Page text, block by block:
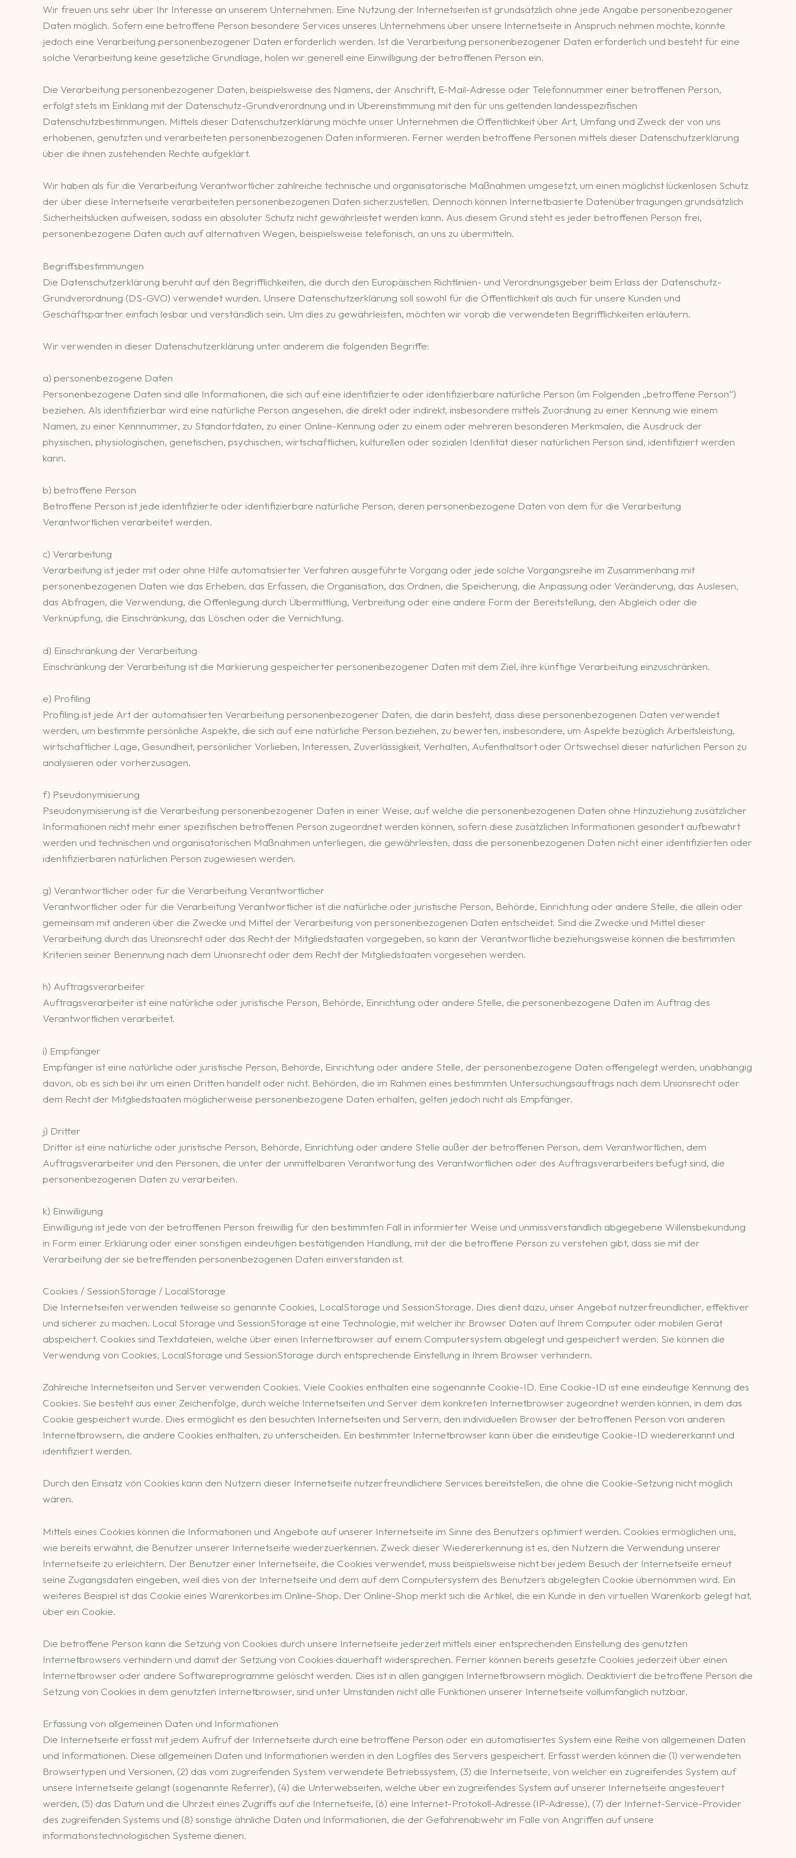
Wir freuen uns sehr über Ihr Interesse an unserem Unternehmen. Eine Nutzung der Internetseiten ist grundsätzlich ohne jede Angabe personenbezogener
Daten möglich. Sofern eine betroffene Person besondere Services unseres Unternehmens über unsere Internetseite in Anspruch nehmen möchte, könnte
jedoch eine Verarbeitung personenbezogener Daten erforderlich werden. Ist die Verarbeitung personenbezogener Daten erforderlich und besteht für eine
solche Verarbeitung keine gesetzliche Grundlage, holen wir generell eine Einwilligung der betroffenen Person ein.
Die Verarbeitung personenbezogener Daten, beispielsweise des Namens, der Anschrift, E-Mail-Adresse oder Telefonnummer einer betroffenen Person,
erfolgt stets im Einklang mit der Datenschutz-Grundverordnung und in Übereinstimmung mit den für uns geltenden landesspezifischen
Datenschutzbestimmungen. Mittels dieser Datenschutzerklärung möchte unser Unternehmen die Öffentlichkeit über Art, Umfang und Zweck der von uns
erhobenen, genutzten und verarbeiteten personenbezogenen Daten informieren. Ferner werden betroffene Personen mittels dieser Datenschutzerklärung
über die ihnen zustehenden Rechte aufgeklärt.
Wir haben als für die Verarbeitung Verantwortlicher zahlreiche technische und organisatorische Maßnahmen umgesetzt, um einen möglichst lückenlosen Schutz
der über diese Internetseite verarbeiteten personenbezogenen Daten sicherzustellen. Dennoch können Internetbasierte Datenübertragungen grundsätzlich
Sicherheitslücken aufweisen, sodass ein absoluter Schutz nicht gewährleistet werden kann. Aus diesem Grund steht es jeder betroffenen Person frei,
personenbezogene Daten auch auf alternativen Wegen, beispielsweise telefonisch, an uns zu übermitteln.
Begriffsbestimmungen
Die Datenschutzerklärung beruht auf den Begrifflichkeiten, die durch den Europäischen Richtlinien- und Verordnungsgeber beim Erlass der Datenschutz-
Grundverordnung (DS-GVO) verwendet wurden. Unsere Datenschutzerklärung soll sowohl für die Öffentlichkeit als auch für unsere Kunden und
Geschäftspartner einfach lesbar und verständlich sein. Um dies zu gewährleisten, möchten wir vorab die verwendeten Begrifflichkeiten erläutern.
Wir verwenden in dieser Datenschutzerklärung unter anderem die folgenden Begriffe:
a) personenbezogene Daten
Personenbezogene Daten sind alle Informationen, die sich auf eine identifizierte oder identifizierbare natürliche Person (im Folgenden „betroffene Person“)
beziehen. Als identifizierbar wird eine natürliche Person angesehen, die direkt oder indirekt, insbesondere mittels Zuordnung zu einer Kennung wie einem
Namen, zu einer Kennnummer, zu Standortdaten, zu einer Online-Kennung oder zu einem oder mehreren besonderen Merkmalen, die Ausdruck der
physischen, physiologischen, genetischen, psychischen, wirtschaftlichen, kulturellen oder sozialen Identität dieser natürlichen Person sind, identifiziert werden
kann.
b) betroffene Person
Betroffene Person ist jede identifizierte oder identifizierbare natürliche Person, deren personenbezogene Daten von dem für die Verarbeitung
Verantwortlichen verarbeitet werden.
c) Verarbeitung
Verarbeitung ist jeder mit oder ohne Hilfe automatisierter Verfahren ausgeführte Vorgang oder jede solche Vorgangsreihe im Zusammenhang mit
personenbezogenen Daten wie das Erheben, das Erfassen, die Organisation, das Ordnen, die Speicherung, die Anpassung oder Veränderung, das Auslesen,
das Abfragen, die Verwendung, die Offenlegung durch Übermittlung, Verbreitung oder eine andere Form der Bereitstellung, den Abgleich oder die
Verknüpfung, die Einschränkung, das Löschen oder die Vernichtung.
d) Einschränkung der Verarbeitung
Einschränkung der Verarbeitung ist die Markierung gespeicherter personenbezogener Daten mit dem Ziel, ihre künftige Verarbeitung einzuschränken.
e) Profiling
Profiling ist jede Art der automatisierten Verarbeitung personenbezogener Daten, die darin besteht, dass diese personenbezogenen Daten verwendet
werden, um bestimmte persönliche Aspekte, die sich auf eine natürliche Person beziehen, zu bewerten, insbesondere, um Aspekte bezüglich Arbeitsleistung,
wirtschaftlicher Lage, Gesundheit, persönlicher Vorlieben, Interessen, Zuverlässigkeit, Verhalten, Aufenthaltsort oder Ortswechsel dieser natürlichen Person zu
analysieren oder vorherzusagen.
f) Pseudonymisierung
Pseudonymisierung ist die Verarbeitung personenbezogener Daten in einer Weise, auf welche die personenbezogenen Daten ohne Hinzuziehung zusätzlicher
Informationen nicht mehr einer spezifischen betroffenen Person zugeordnet werden können, sofern diese zusätzlichen Informationen gesondert aufbewahrt
werden und technischen und organisatorischen Maßnahmen unterliegen, die gewährleisten, dass die personenbezogenen Daten nicht einer identifizierten oder
identifizierbaren natürlichen Person zugewiesen werden.
g) Verantwortlicher oder für die Verarbeitung Verantwortlicher
Verantwortlicher oder für die Verarbeitung Verantwortlicher ist die natürliche oder juristische Person, Behörde, Einrichtung oder andere Stelle, die allein oder
gemeinsam mit anderen über die Zwecke und Mittel der Verarbeitung von personenbezogenen Daten entscheidet. Sind die Zwecke und Mittel dieser
Verarbeitung durch das Unionsrecht oder das Recht der Mitgliedstaaten vorgegeben, so kann der Verantwortliche beziehungsweise können die bestimmten
Kriterien seiner Benennung nach dem Unionsrecht oder dem Recht der Mitgliedstaaten vorgesehen werden.
h) Auftragsverarbeiter
Auftragsverarbeiter ist eine natürliche oder juristische Person, Behörde, Einrichtung oder andere Stelle, die personenbezogene Daten im Auftrag des
Verantwortlichen verarbeitet.
i) Empfänger
Empfänger ist eine natürliche oder juristische Person, Behörde, Einrichtung oder andere Stelle, der personenbezogene Daten offengelegt werden, unabhängig
davon, ob es sich bei ihr um einen Dritten handelt oder nicht. Behörden, die im Rahmen eines bestimmten Untersuchungsauftrags nach dem Unionsrecht oder
dem Recht der Mitgliedstaaten möglicherweise personenbezogene Daten erhalten, gelten jedoch nicht als Empfänger.
j) Dritter
Dritter ist eine natürliche oder juristische Person, Behörde, Einrichtung oder andere Stelle außer der betroffenen Person, dem Verantwortlichen, dem
Auftragsverarbeiter und den Personen, die unter der unmittelbaren Verantwortung des Verantwortlichen oder des Auftragsverarbeiters befugt sind, die
personenbezogenen Daten zu verarbeiten.
k) Einwilligung
Einwilligung ist jede von der betroffenen Person freiwillig für den bestimmten Fall in informierter Weise und unmissverständlich abgegebene Willensbekundung
in Form einer Erklärung oder einer sonstigen eindeutigen bestätigenden Handlung, mit der die betroffene Person zu verstehen gibt, dass sie mit der
Verarbeitung der sie betreffenden personenbezogenen Daten einverstanden ist.
Cookies / SessionStorage / LocalStorage
Die Internetseiten verwenden teilweise so genannte Cookies, LocalStorage und SessionStorage. Dies dient dazu, unser Angebot nutzerfreundlicher, effektiver
und sicherer zu machen. Local Storage und SessionStorage ist eine Technologie, mit welcher ihr Browser Daten auf Ihrem Computer oder mobilen Gerät
abspeichert. Cookies sind Textdateien, welche über einen Internetbrowser auf einem Computersystem abgelegt und gespeichert werden. Sie können die
Verwendung von Cookies, LocalStorage und SessionStorage durch entsprechende Einstellung in Ihrem Browser verhindern.
Zahlreiche Internetseiten und Server verwenden Cookies. Viele Cookies enthalten eine sogenannte Cookie-ID. Eine Cookie-ID ist eine eindeutige Kennung des
Cookies. Sie besteht aus einer Zeichenfolge, durch welche Internetseiten und Server dem konkreten Internetbrowser zugeordnet werden können, in dem das
Cookie gespeichert wurde. Dies ermöglicht es den besuchten Internetseiten und Servern, den individuellen Browser der betroffenen Person von anderen
Internetbrowsern, die andere Cookies enthalten, zu unterscheiden. Ein bestimmter Internetbrowser kann über die eindeutige Cookie-ID wiedererkannt und
identifiziert werden.
Durch den Einsatz von Cookies kann den Nutzern dieser Internetseite nutzerfreundlichere Services bereitstellen, die ohne die Cookie-Setzung nicht möglich
wären.
Mittels eines Cookies können die Informationen und Angebote auf unserer Internetseite im Sinne des Benutzers optimiert werden. Cookies ermöglichen uns,
wie bereits erwähnt, die Benutzer unserer Internetseite wiederzuerkennen. Zweck dieser Wiedererkennung ist es, den Nutzern die Verwendung unserer
Internetseite zu erleichtern. Der Benutzer einer Internetseite, die Cookies verwendet, muss beispielsweise nicht bei jedem Besuch der Internetseite erneut
seine Zugangsdaten eingeben, weil dies von der Internetseite und dem auf dem Computersystem des Benutzers abgelegten Cookie übernommen wird. Ein
weiteres Beispiel ist das Cookie eines Warenkorbes im Online-Shop. Der Online-Shop merkt sich die Artikel, die ein Kunde in den virtuellen Warenkorb gelegt hat,
über ein Cookie.
Die betroffene Person kann die Setzung von Cookies durch unsere Internetseite jederzeit mittels einer entsprechenden Einstellung des genutzten
Internetbrowsers verhindern und damit der Setzung von Cookies dauerhaft widersprechen. Ferner können bereits gesetzte Cookies jederzeit über einen
Internetbrowser oder andere Softwareprogramme gelöscht werden. Dies ist in allen gängigen Internetbrowsern möglich. Deaktiviert die betroffene Person die
Setzung von Cookies in dem genutzten Internetbrowser, sind unter Umständen nicht alle Funktionen unserer Internetseite vollumfänglich nutzbar.
Erfassung von allgemeinen Daten und Informationen
Die Internetseite erfasst mit jedem Aufruf der Internetseite durch eine betroffene Person oder ein automatisiertes System eine Reihe von allgemeinen Daten
und Informationen. Diese allgemeinen Daten und Informationen werden in den Logfiles des Servers gespeichert. Erfasst werden können die (1) verwendeten
Browsertypen und Versionen, (2) das vom zugreifenden System verwendete Betriebssystem, (3) die Internetseite, von welcher ein zugreifendes System auf
unsere Internetseite gelangt (sogenannte Referrer), (4) die Unterwebseiten, welche über ein zugreifendes System auf unserer Internetseite angesteuert
werden, (5) das Datum und die Uhrzeit eines Zugriffs auf die Internetseite, (6) eine Internet-Protokoll-Adresse (IP-Adresse), (7) der Internet-Service-Provider
des zugreifenden Systems und (8) sonstige ähnliche Daten und Informationen, die der Gefahrenabwehr im Falle von Angriffen auf unsere
informationstechnologischen Systeme dienen.